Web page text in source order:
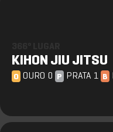
KIHON JIU JITSU
O OURO 0 P PRATA 1 B